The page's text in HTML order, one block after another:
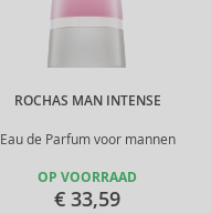
ROCHAS MAN INTENSE
Eau de Parfum voor mannen
OP VOORRAAD
€ 33,59